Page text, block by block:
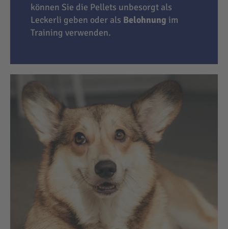
können Sie die Pellets unbesorgt als
Leckerli geben oder als Belohnung im
Training verwenden.